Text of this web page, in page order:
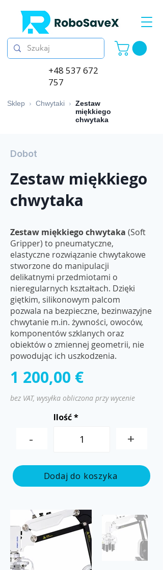
+48 537 672
757
Sklep › Chwytaki › Zestaw
miękkiego
chwytaka
Dobot
Zestaw miękkiego
chwytaka
Zestaw miękkiego chwytaka (Soft
Gripper) to pneumatyczne,
elastyczne rozwiązanie chwytakowe
stworzone do manipulacji
delikatnymi przedmiotami o
nieregularnych kształtach. Dzięki
giętkim, silikonowym palcom
pozwala na bezpieczne, bezinwazyjne
chwytanie m.in. żywności, owoców,
komponentów szklanych oraz
obiektów o zmiennej geometrii, nie
powodując ich uszkodzenia.
1 200,00 €
bez VAT, wysyłka obliczona przy wycenie
-
Ilość
+
Dodaj do koszyka